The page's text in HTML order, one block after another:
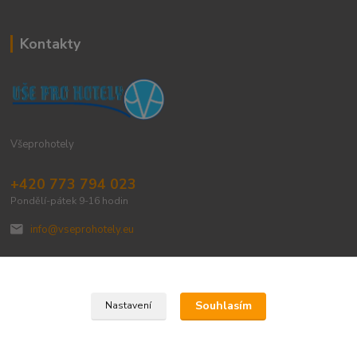
Kontakty
Všeprohotely
+420 773 794 023
Pondělí-pátek 9-16 hodin
info@vseprohotely.eu
Upravit sběr cookies.
Nastavení Souhlasím